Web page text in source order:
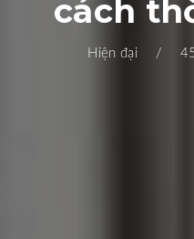
cách
Hiện đại